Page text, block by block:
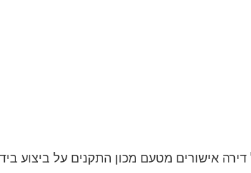
אישורים מטעם מכון התקנים על ביצוע